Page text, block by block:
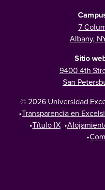
7
Albany,
Sitio
9400 4th
San
© 2026 Universidad
•Transparencia en
•Título IX •
•